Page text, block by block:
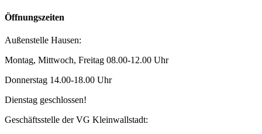
Öffnungszeiten
Außenstelle Hausen:
Montag, Mittwoch, Freitag 08.00-12.00 Uhr
Donnerstag 14.00-18.00 Uhr
Dienstag geschlossen!
Geschäftsstelle der VG Kleinwallstadt: